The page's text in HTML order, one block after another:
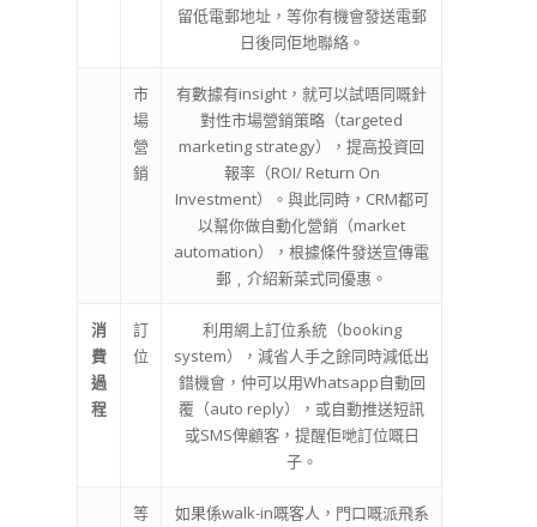
留低電郵地址，等你有機會發送電郵
日後同佢地聯絡。
市
場
營
銷
有數據有insight，就可以試唔同嘅針
對性市場營銷策略（targeted
marketing strategy），提高投資回
報率（ROI/ Return On
Investment）。與此同時，CRM都可
以幫你做自動化營銷（market
automation），根據條件發送宣傳電
郵﹐介紹新菜式同優惠。
消
費
過
程
訂
位
利用網上訂位系統（booking
system），減省人手之餘同時減低出
錯機會，仲可以用Whatsapp自動回
覆（auto reply），或自動推送短訊
或SMS俾顧客，提醒佢哋訂位嘅日
子。
等
如果係walk-in嘅客人，門口嘅派飛系